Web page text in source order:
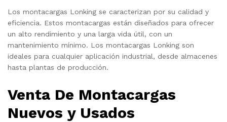
Los montacargas Lonking se caracterizan por su calidad y
eficiencia. Estos montacargas están diseñados para ofrecer
un alto rendimiento y una larga vida útil, con un
mantenimiento mínimo. Los montacargas Lonking son
ideales para cualquier aplicación industrial, desde almacenes
hasta plantas de producción.
Venta De Montacargas
Nuevos y Usados